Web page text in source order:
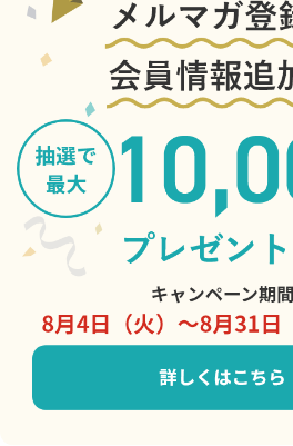
お問い合わせ
Copyright © Central Japan Railway